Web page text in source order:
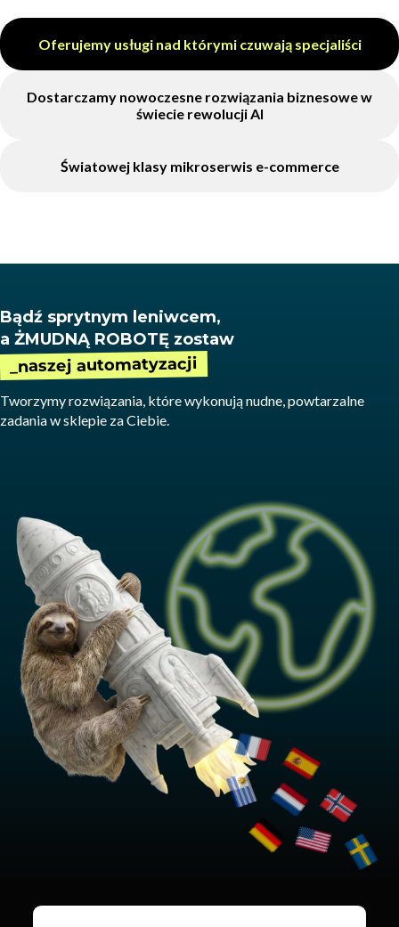
Oferujemy usługi nad którymi czuwają specjaliści
Dostarczamy nowoczesne rozwiązania biznesowe w
świecie rewolucji AI
Światowej klasy mikroserwis e-commerce
Bądź sprytnym leniwcem,
a ŻMUDNĄ ROBOTĘ zostaw
_naszej automatyzacji
Tworzymy rozwiązania, które wykonują nudne, powtarzalne
zadania w sklepie za Ciebie.